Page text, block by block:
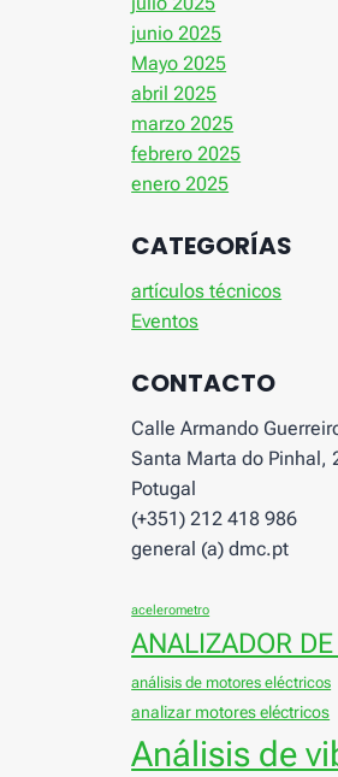
junio 2025
Mayo 2025
abril 2025
marzo 2025
febrero 2025
enero 2025
CATEGORÍAS
artículos técnicos
Eventos
CONTACTO
Calle Armando
Santa Marta do Pinhal,
Potugal
(+351) 212 418 986
general (a) dmc.pt
acelerometro
ANALIZADOR
análisis de motores eléctricos
analizar motores eléctricos
Análisis de